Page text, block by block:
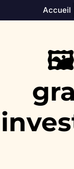
Accueil
🖼️